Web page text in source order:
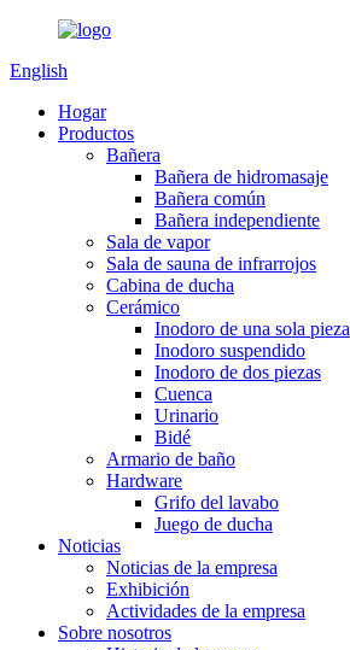
English
Hogar
Productos
Bañera
Bañera de hidromasaje
Bañera común
Bañera independiente
Sala de vapor
Sala de sauna de infrarrojos
Cabina de ducha
Cerámico
Inodoro de una sola pieza
Inodoro suspendido
Inodoro de dos piezas
Cuenca
Urinario
Bidé
Armario de baño
Hardware
Grifo del lavabo
Juego de ducha
Noticias
Noticias de la empresa
Exhibición
Actividades de la empresa
Sobre nosotros